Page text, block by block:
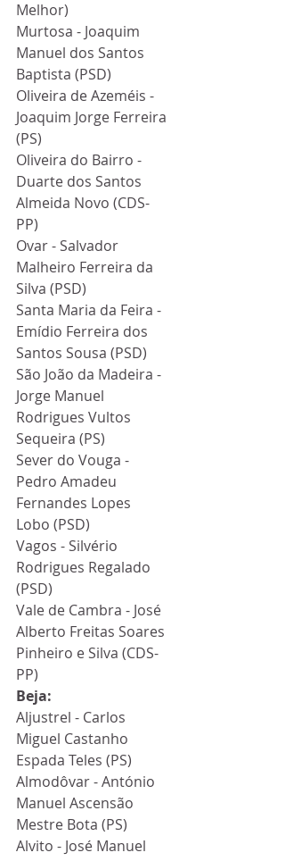
Melhor)
Murtosa - Joaquim
Manuel dos Santos
Baptista (PSD)
Oliveira de Azeméis -
Joaquim Jorge Ferreira
(PS)
Oliveira do Bairro -
Duarte dos Santos
Almeida Novo (CDS-
PP)
Ovar - Salvador
Malheiro Ferreira da
Silva (PSD)
Santa Maria da Feira -
Emídio Ferreira dos
Santos Sousa (PSD)
São João da Madeira -
Jorge Manuel
Rodrigues Vultos
Sequeira (PS)
Sever do Vouga -
Pedro Amadeu
Fernandes Lopes
Lobo (PSD)
Vagos - Silvério
Rodrigues Regalado
(PSD)
Vale de Cambra - José
Alberto Freitas Soares
Pinheiro e Silva (CDS-
PP)
Beja:
Aljustrel - Carlos
Miguel Castanho
Espada Teles (PS)
Almodôvar - António
Manuel Ascensão
Mestre Bota (PS)
Alvito - José Manuel